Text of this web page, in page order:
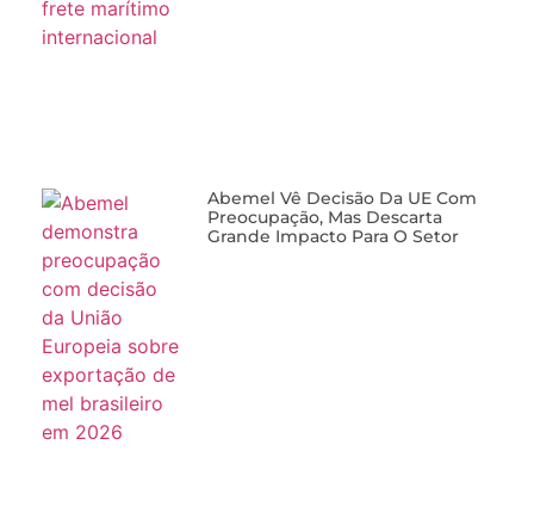
Abemel Vê Decisão Da UE Com
Preocupação, Mas Descarta
Grande Impacto Para O Setor